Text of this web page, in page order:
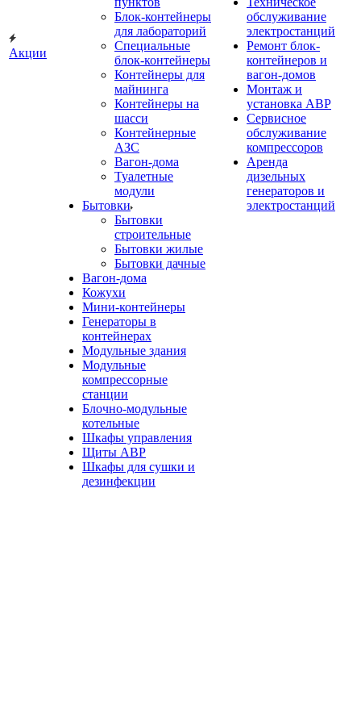
Акции
Блок-контейнеры
для лабораторий
Специальные
блок-контейнеры
Контейнеры для
майнинга
Контейнеры на
шасси
Контейнерные
АЗС
Вагон-дома
Туалетные
модули
Бытовки
Бытовки
строительные
Бытовки жилые
Бытовки дачные
Вагон-дома
Кожухи
Мини-контейнеры
Генераторы в
контейнерах
Модульные здания
Модульные
компрессорные
станции
Блочно-модульные
котельные
Шкафы управления
Щиты АВР
Шкафы для сушки и
дезинфекции
обслуживание
электростанций
Ремонт блок-
контейнеров и
вагон-домов
Монтаж и
установка АВР
Сервисное
обслуживание
компрессоров
Аренда
дизельных
генераторов и
электростанций